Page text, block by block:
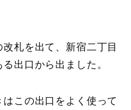
札を出て、新宿二丁目
出口から出ました。
この出口をよく使って